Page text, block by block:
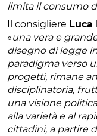
limita il consumo
Il consigliere
«una vera e
disegno di legge
paradigma verso
progetti, rimane
disciplinatoria,
una visione
alla varietà e al
cittadini, a partire